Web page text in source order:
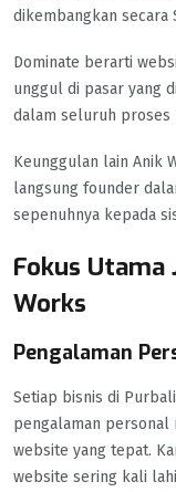
dikembangkan secara
Dominate berarti
unggul di pasar yang
dalam seluruh proses
Keunggulan lain Anik
langsung founder
sepenuhnya kepada
Fokus Utama
Works
Pengalaman
Setiap bisnis di
pengalaman personal
website yang tepat.
website sering kali